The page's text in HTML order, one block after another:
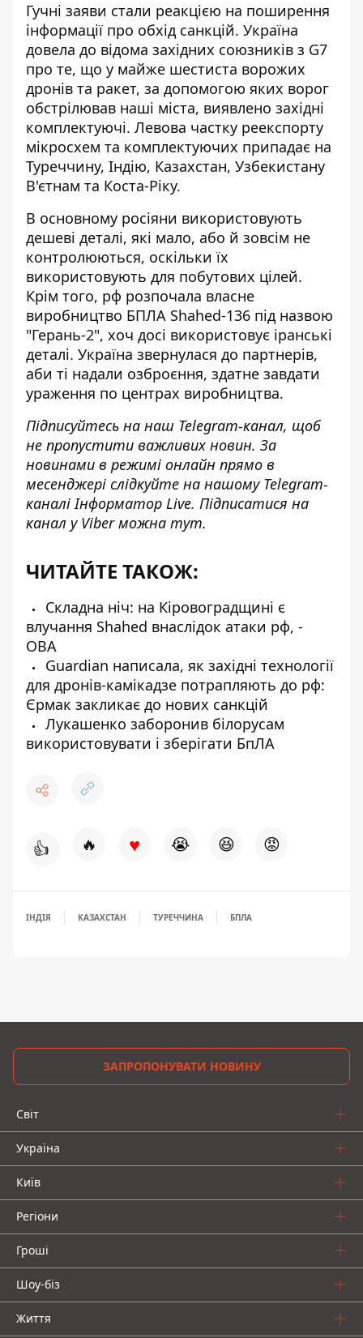
Гучні заяви стали реакцією на поширення
інформації про обхід санкцій. Україна
довела до відома західних союзників з G7
про те, що у майже шестиста ворожих
дронів та ракет, за допомогою яких ворог
обстрілював наші міста, виявлено західні
комплектуючі. Левова частку реекспорту
мікросхем та комплектуючих припадає на
Туреччину, Індію, Казахстан, Узбекистану
В'єтнам та Коста-Ріку.
В основному росіяни використовують
дешеві деталі, які мало, або й зовсім не
контролюються, оскільки їх
використовують для побутових цілей.
Крім того, рф розпочала власне
виробництво БПЛА Shahed-136 під назвою
"Герань-2", хоч досі використовує іранські
деталі. Україна звернулася до партнерів,
аби ті надали озброєння, здатне завдати
ураження по центрах виробництва.
Підписуйтесь на наш Telegram-канал, щоб
не пропустити важливих новин. За
новинами в режимі онлайн прямо в
месенджері слідкуйте на нашому Telegram-
каналіІнформатор Live. Підписатися на
канал у Viber можна тут.
ЧИТАЙТЕ ТАКОЖ:
Складна ніч: на Кіровоградщині є
влучання Shahed внаслідок атаки рф, -
ОВА
Guardian написала, як західні технології
для дронів-камікадзе потрапляють до рф:
Єрмак закликає до нових санкцій
Лукашенко заборонив білорусам
використовувати і зберігати БпЛА
👍 🔥 ♥ 😭 😆 😡
ІНДІЯ КАЗАХСТАН ТУРЕЧЧИНА БПЛА
ЗАПРОПОНУВАТИ НОВИНУ
Світ
Україна
Київ
Регіони
Гроші
Шоу-біз
Життя